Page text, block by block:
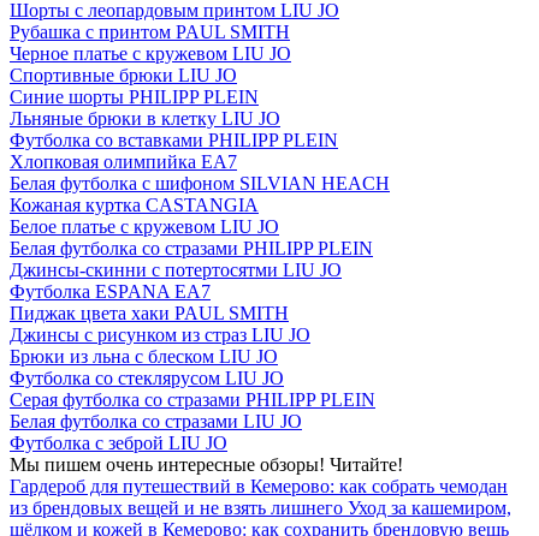
Шорты с леопардовым принтом LIU JO
Рубашка с принтом PAUL SMITH
Черное платье с кружевом LIU JO
Спортивные брюки LIU JO
Синие шорты PHILIPP PLEIN
Льняные брюки в клетку LIU JO
Футболка со вставками PHILIPP PLEIN
Хлопковая олимпийка EA7
Белая футболка с шифоном SILVIAN HEACH
Кожаная куртка CASTANGIA
Белое платье с кружевом LIU JO
Белая футболка со стразами PHILIPP PLEIN
Джинсы-скинни с потертосятми LIU JO
Футболка ESPANA EA7
Пиджак цвета хаки PAUL SMITH
Джинсы c рисунком из страз LIU JO
Брюки из льна с блеском LIU JO
Футболка со стеклярусом LIU JO
Серая футболка со стразами PHILIPP PLEIN
Белая футболка со стразами LIU JO
Футболка с зеброй LIU JO
Мы пишем очень интересные обзоры! Читайте!
Гардероб для путешествий в Кемерово: как собрать чемодан
из брендовых вещей и не взять лишнего Уход за кашемиром,
шёлком и кожей в Кемерово: как сохранить брендовую вещь